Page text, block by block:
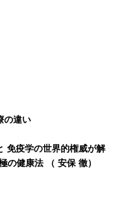
の違い
免疫学の世界的権威が解
の健康法 （ 安保 徹）